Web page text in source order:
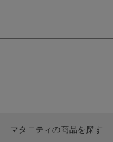
マタニティの商品を探す